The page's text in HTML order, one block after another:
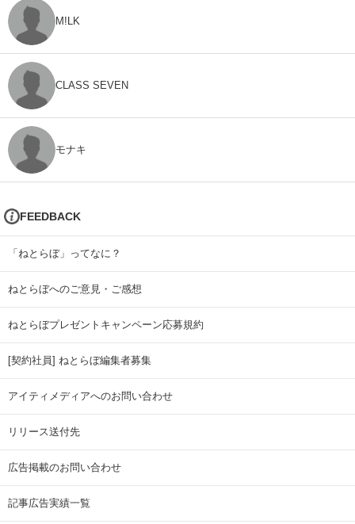
M!LK
CLASS SEVEN
モナキ
FEEDBACK
「ねとらぼ」ってなに？
ねとらぼへのご意見・ご感想
ねとらぼプレゼントキャンペーン応募規約
[契約社員] ねとらぼ編集者募集
アイティメディアへのお問い合わせ
リリース送付先
広告掲載のお問い合わせ
記事広告実績一覧